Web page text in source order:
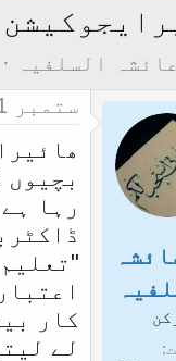
السلفیہ
ستمبر 21، 2017
رہا
کار